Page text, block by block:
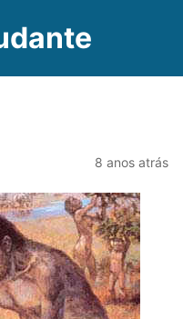
8 anos atrás